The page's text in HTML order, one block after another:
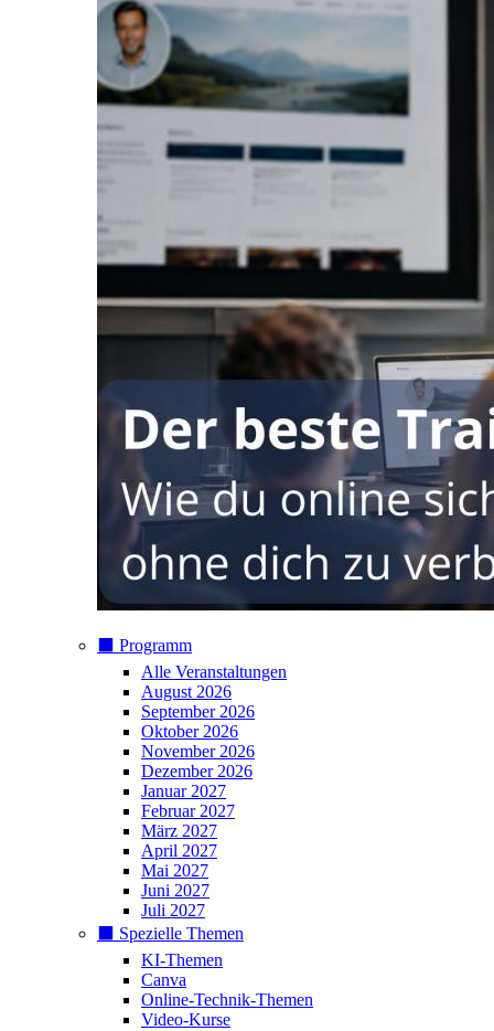
⬛️ Programm
Alle Veranstaltungen
August 2026
September 2026
Oktober 2026
November 2026
Dezember 2026
Januar 2027
Februar 2027
März 2027
April 2027
Mai 2027
Juni 2027
Juli 2027
⬛️ Spezielle Themen
KI-Themen
Canva
Online-Technik-Themen
Video-Kurse